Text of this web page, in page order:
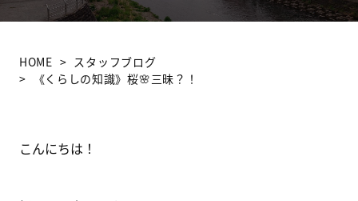
HOME
スタッフブログ
《くらしの知識》桜🌸三昧？！
こんにちは！